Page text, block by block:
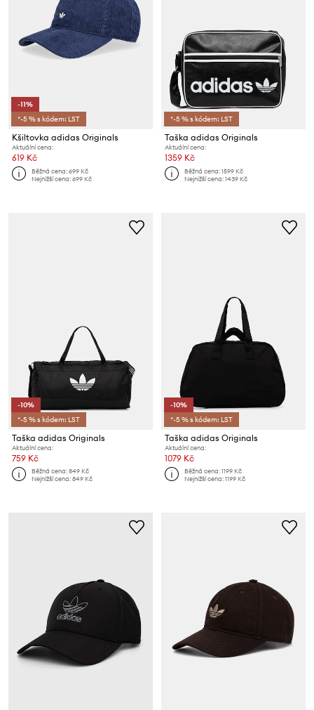
-11%
*-5 % s kódem: LST
Kšiltovka adidas Originals
Aktuální cena:
619 Kč
Běžná cena:699 Kč
Nejnižší cena:699 Kč
*-5 % s kódem: LST
Taška adidas Originals
Aktuální cena:
1359 Kč
Běžná cena:1599 Kč
Nejnižší cena:1439 Kč
-10%
*-5 % s kódem: LST
Taška adidas Originals
Aktuální cena:
759 Kč
Běžná cena:849 Kč
Nejnižší cena:849 Kč
-10%
*-5 % s kódem: LST
Taška adidas Originals
Aktuální cena:
1079 Kč
Běžná cena:1199 Kč
Nejnižší cena:1199 Kč